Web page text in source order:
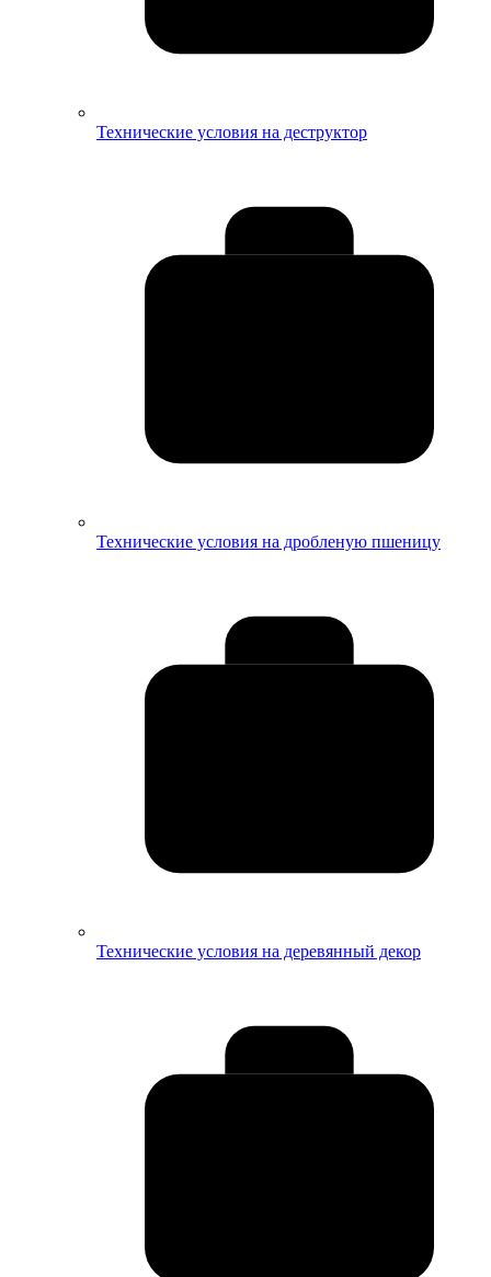
Технические условия на деструктор
Технические условия на дробленую пшеницу
Технические условия на деревянный декор